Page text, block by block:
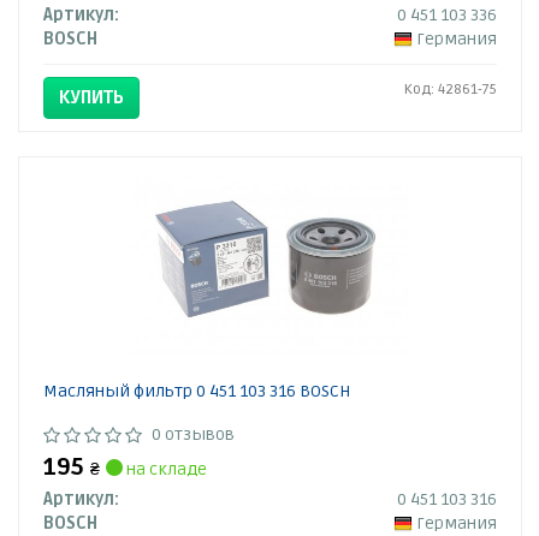
Артикул:
0 451 103 336
BOSCH
Германия
КУПИТЬ Код: 42861-75
Масляный фильтр 0 451 103 316 BOSCH
0 отзывов
195 ₴
на складе
Артикул:
0 451 103 316
BOSCH
Германия